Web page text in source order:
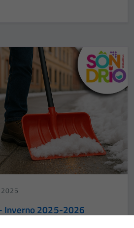
Inverno 2025-2026